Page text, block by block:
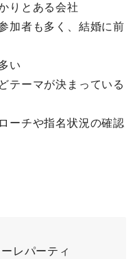
りとある会社
加者も多く、結婚に前
い
テーマが決まっている
ーチや指名状況の確認
レパーティ